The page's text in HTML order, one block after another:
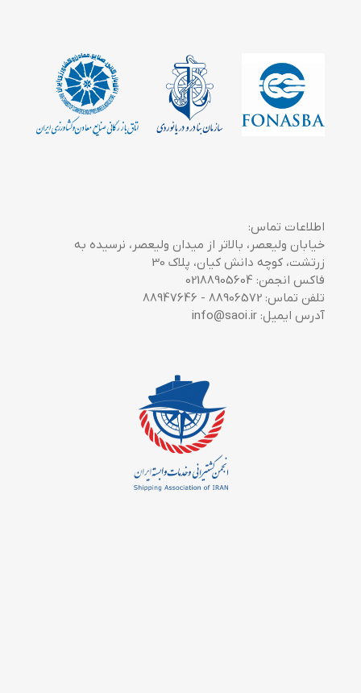
اطلاعات تماس:
خیابان ولیعصر، بالاتر از میدان ولیعصر، نرسیده به
زرتشت، کوچه دانش کیان، پلاک 30
فاکس انجمن: 02188905604
تلفن تماس: 88906572 - 88947646
آدرس ایمیل: info@saoi.ir